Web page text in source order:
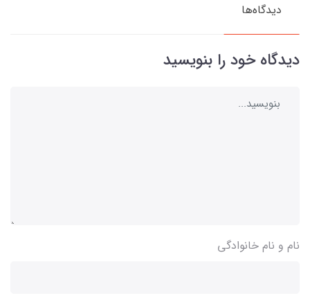
دیدگاه‌ها
دیدگاه خود را بنویسید
نام و نام خانوادگی